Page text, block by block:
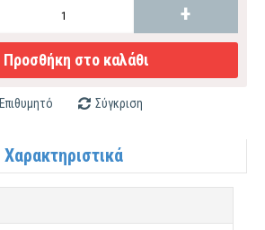
+
Προσθήκη στο καλάθι
Επιθυμητό Σύγκριση
Χαρακτηριστικά